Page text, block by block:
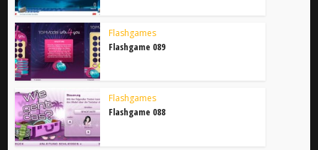
Flashgames
Flashgame 089
Flashgames
Flashgame 088